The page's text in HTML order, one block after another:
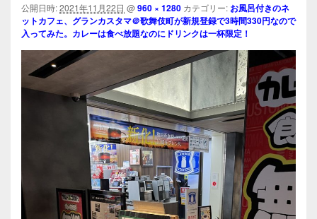
ビ
ゲ
ー
シ
ョ
ン
公開日時:2021年11月22日 @960 × 1280 カテゴリー: お風呂付きのネ
ットカフェ、グランカスタマ＠歌舞伎町が新規登録で3時間330円なので
入ってみた。カレーは食べ放題なのにドリンクは一杯限定！